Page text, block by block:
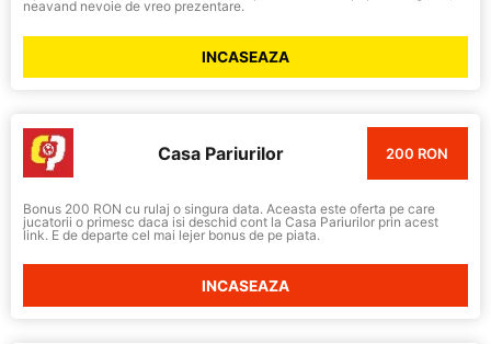
neavand nevoie de vreo prezentare.
INCASEAZA
Casa Pariurilor 200 RON
Bonus 200 RON cu rulaj o singura data. Aceasta este oferta pe care
jucatorii o primesc daca isi deschid cont la Casa Pariurilor prin acest
link. E de departe cel mai lejer bonus de pe piata.
INCASEAZA